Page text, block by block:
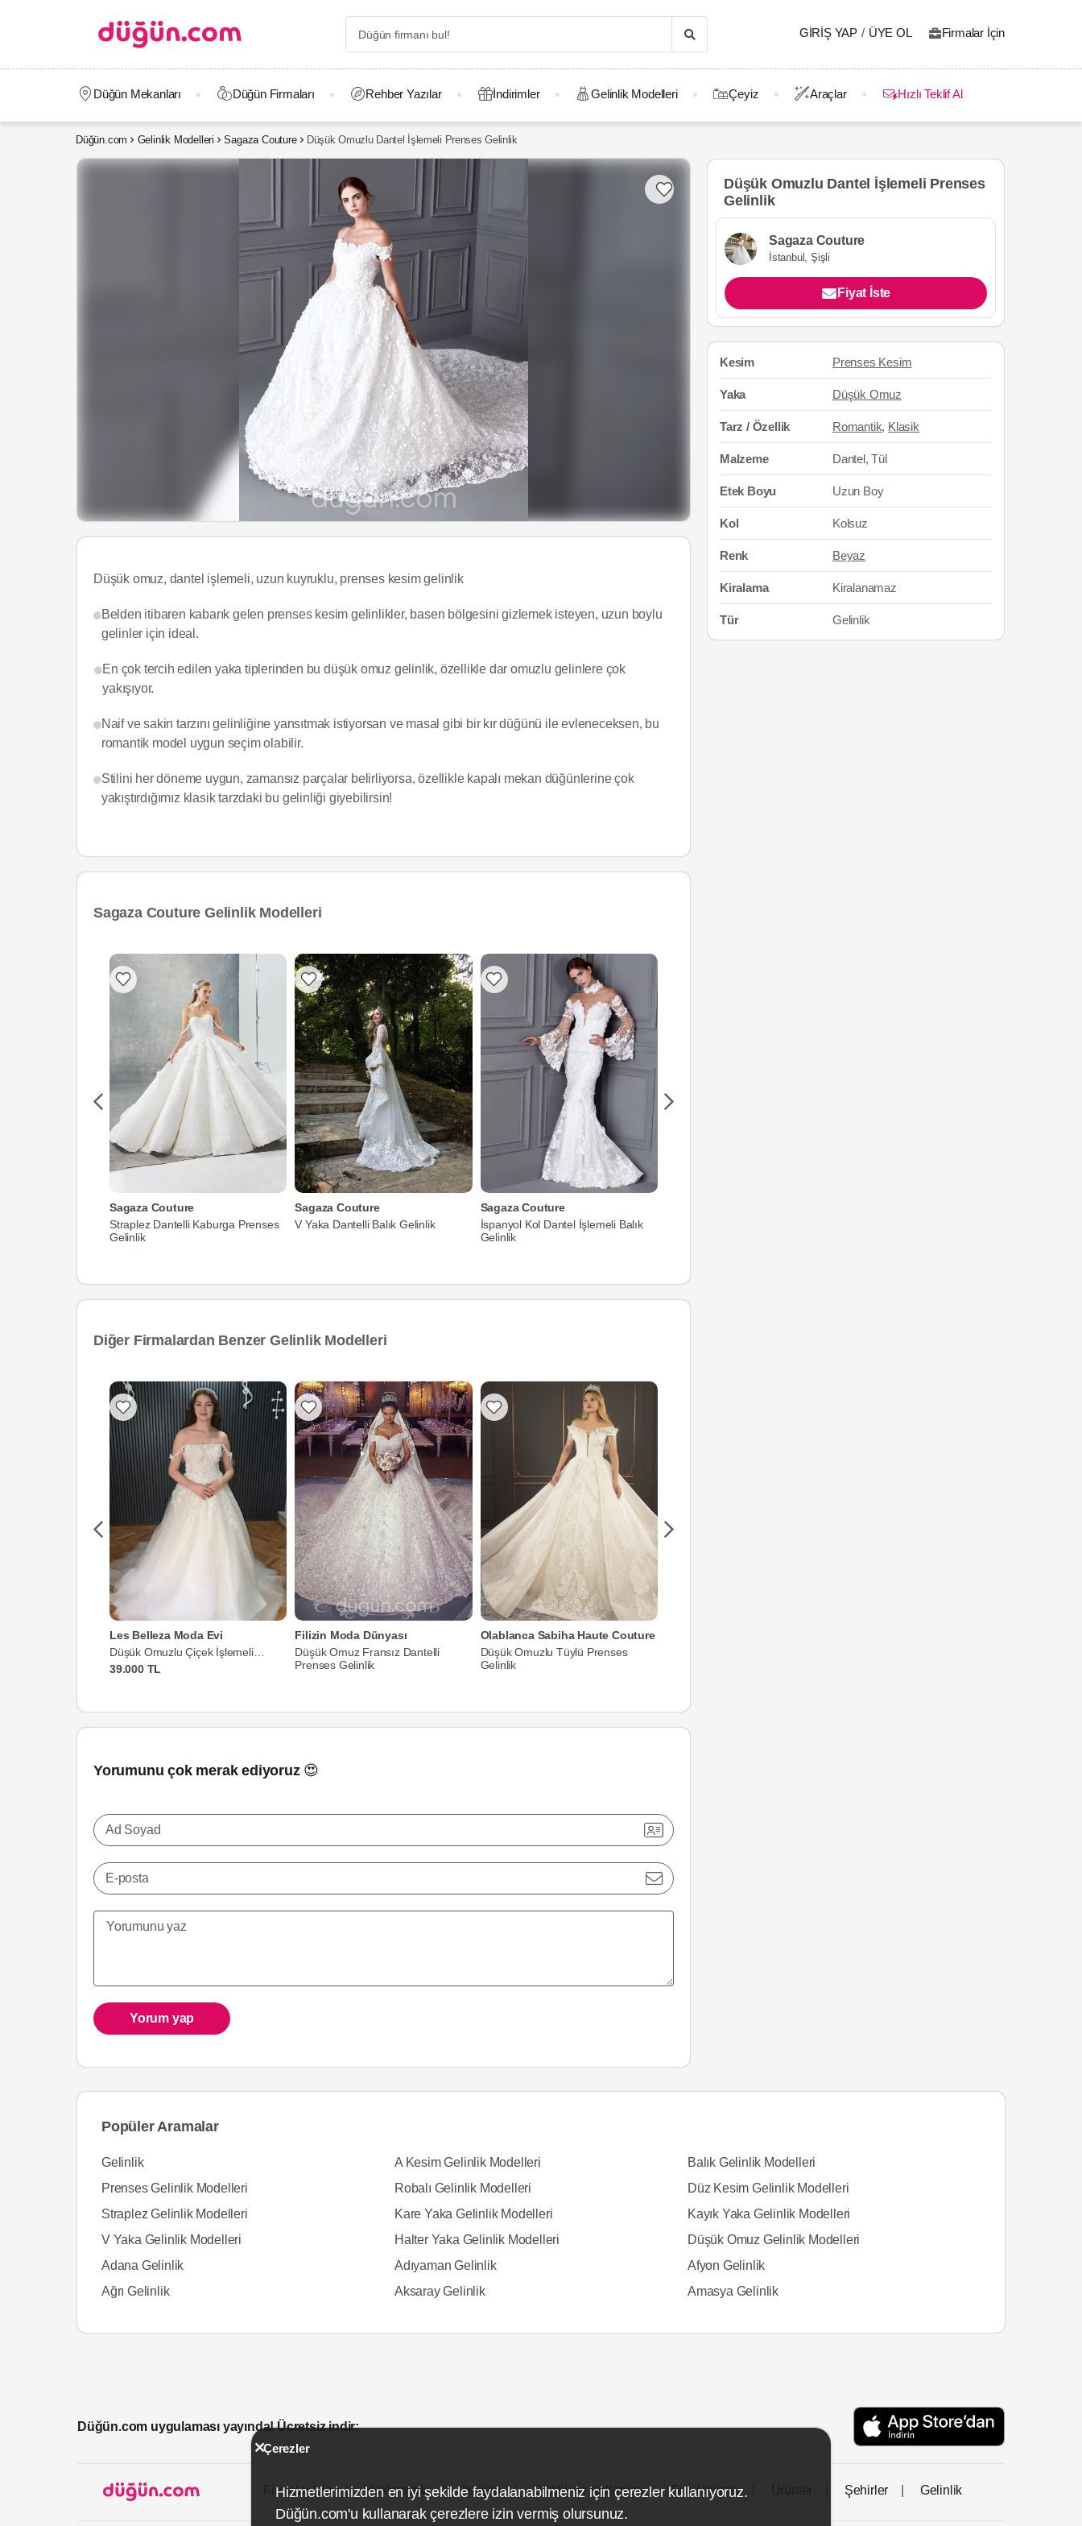
GIRIŞ YAP / ÜYE OL Firmalar İçin
Düğün Mekanları Düğün Firmaları Rehber Yazılar İndirimler Gelinlik Modelleri Çeyiz Araçlar Hızlı Teklif Al
Düğün.com Gelinlik Modelleri Sagaza Couture Düşük Omuzlu Dantel İşlemeli Prenses Gelinlik
Düşük omuz, dantel işlemeli, uzun kuyruklu, prenses kesim gelinlik
Belden itibaren kabarık gelen prenses kesim gelinlikler, basen bölgesini gizlemek isteyen, uzun boylu
gelinler için ideal.
En çok tercih edilen yaka tiplerinden bu düşük omuz gelinlik, özellikle dar omuzlu gelinlere çok
yakışıyor.
Naif ve sakin tarzını gelinliğine yansıtmak istiyorsan ve masal gibi bir kır düğünü ile evleneceksen, bu
romantik model uygun seçim olabilir.
Stilini her döneme uygun, zamansız parçalar belirliyorsa, özellikle kapalı mekan düğünlerine çok
yakıştırdığımız klasik tarzdaki bu gelinliği giyebilirsin!
Sagaza Couture Gelinlik Modelleri
Sagaza Couture
Straplez Dantelli Kaburga Prenses
Gelinlik
Sagaza Couture
V Yaka Dantelli Balık Gelinlik
Sagaza Couture
İspanyol Kol Dantel İşlemeli Balık
Gelinlik
Diğer Firmalardan Benzer Gelinlik Modelleri
Les Belleza Moda Evi
Düşük Omuzlu Çiçek İşlemeli
Prenses Gelinlik
39.000 TL
Filizin Moda Dünyası
Düşük Omuz Fransız Dantelli
Prenses Gelinlik
Olablanca Sabiha Haute Couture
Düşük Omuzlu Tüylü Prenses
Gelinlik
Yorumunu çok merak ediyoruz 😍
Ad Soyad
E-posta
Yorum yap
Düşük Omuzlu Dantel İşlemeli Prenses
Gelinlik
Sagaza Couture
İstanbul, Şişli
Fiyat İste
Kesim Prenses Kesim
Yaka Düşük Omuz
Tarz / Özellik Romantik, Klasik
Malzeme Dantel, Tül
Etek Boyu Uzun Boy
Kol Kolsuz
Renk Beyaz
Kiralama Kiralanamaz
Tür Gelinlik
Popüler Aramalar
Gelinlik A Kesim Gelinlik Modelleri
Balık Gelinlik Modelleri
Prenses Gelinlik Modelleri
Robalı Gelinlik Modelleri
Düz Kesim Gelinlik Modelleri
Straplez Gelinlik Modelleri
Kare Yaka Gelinlik Modelleri
Kayık Yaka Gelinlik Modelleri
V Yaka Gelinlik Modelleri
Halter Yaka Gelinlik Modelleri
Düşük Omuz Gelinlik Modelleri
Adana Gelinlik
Adıyaman Gelinlik
Afyon Gelinlik
Ağrı Gelinlik
Aksaray Gelinlik Amasya Gelinlik
Düğün.com uygulaması yayında! Ücretsiz indir:
Firmalar İçin Hakkımızda İletişim Gizlilik ve Kullanım Site Haritası Şehirler Gelinlik
Çerezler
Hizmetlerimizden en iyi şekilde faydalanabilmeniz için çerezler kullanıyoruz.
Düğün.com'u kullanarak çerezlere izin vermiş olursunuz.